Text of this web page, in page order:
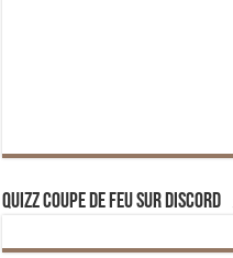
Quizz Coupe de Feu sur Discord